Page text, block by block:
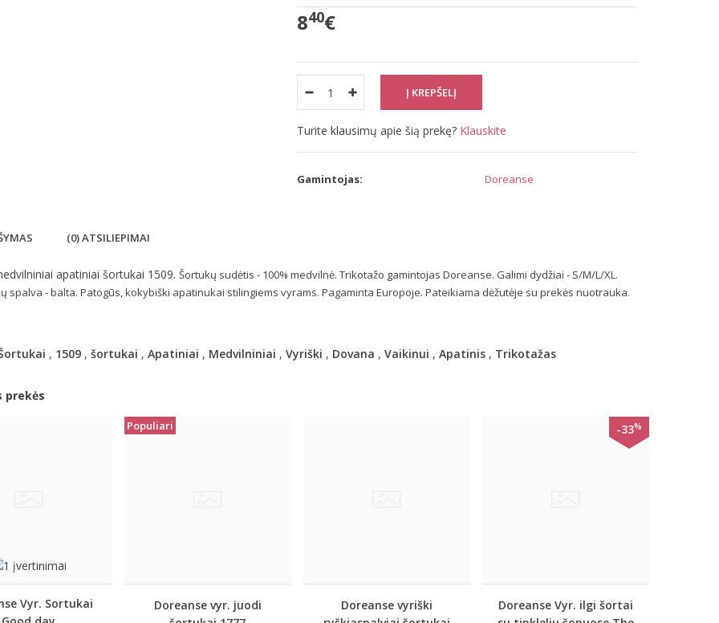
840€
Turite klausimų apie šią prekę? Klauskite
Gamintojas: Doreanse
(0) ATSILIEPIMAI
apatiniai šortukai 1509. Šortukų sudėtis - 100% medvilnė. Trikotažo gamintojas Doreanse. Galimi dydžiai - S/M/L/XL.
spalva - balta. Patogūs, kokybiški apatinukai stilingiems vyrams. Pagaminta Europoje. Pateikiama dėžutėje su prekės nuotrauka.
, 1509, šortukai , Apatiniai , Medvilniniai , Vyriški , Dovana , Vaikinui , Apatinis, Trikotažas
prekės
Vyr. Sortukai
Populiari
Doreanse vyr. juodi
Doreanse vyriški
-33%
Doreanse Vyr. ilgi šortai